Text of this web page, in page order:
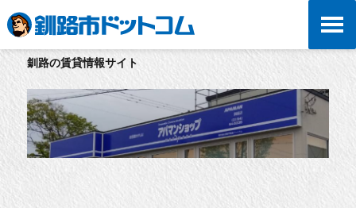
釧路の賃貸情報サイト